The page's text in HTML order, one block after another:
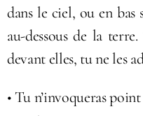
dans le ciel, ou en bas
au-dessous de la
devant elles, tu ne les
• Tu n’invoqueras